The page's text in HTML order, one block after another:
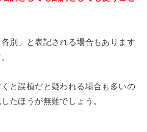
別」と表記される場合もあります
と誤植だと疑われる場合も多いの
たほうが無難でしょう。